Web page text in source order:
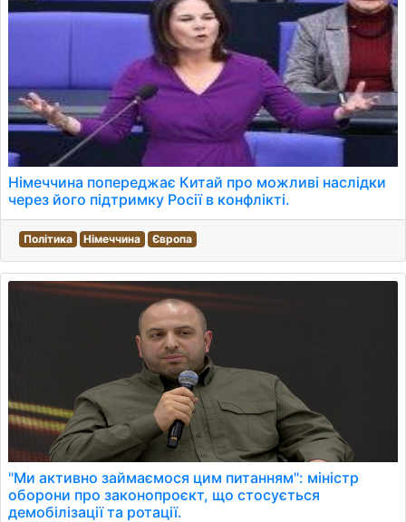
Німеччина попереджає Китай про можливі наслідки
через його підтримку Росії в конфлікті.
Політика Німеччина Європа
"Ми активно займаємося цим питанням": міністр
оборони про законопроєкт, що стосується
демобілізації та ротації.